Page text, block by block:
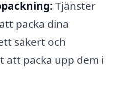
Tjänster
packa dina
säkert och
att packa upp dem i